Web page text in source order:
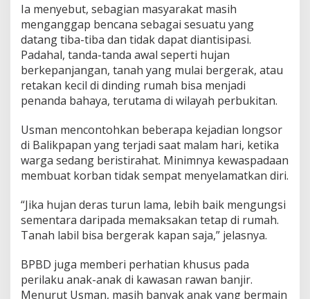
Ia menyebut, sebagian masyarakat masih
menganggap bencana sebagai sesuatu yang
datang tiba-tiba dan tidak dapat diantisipasi.
Padahal, tanda-tanda awal seperti hujan
berkepanjangan, tanah yang mulai bergerak, atau
retakan kecil di dinding rumah bisa menjadi
penanda bahaya, terutama di wilayah perbukitan.
Usman mencontohkan beberapa kejadian longsor
di Balikpapan yang terjadi saat malam hari, ketika
warga sedang beristirahat. Minimnya kewaspadaan
membuat korban tidak sempat menyelamatkan diri.
“Jika hujan deras turun lama, lebih baik mengungsi
sementara daripada memaksakan tetap di rumah.
Tanah labil bisa bergerak kapan saja,” jelasnya.
BPBD juga memberi perhatian khusus pada
perilaku anak-anak di kawasan rawan banjir.
Menurut Usman, masih banyak anak yang bermain